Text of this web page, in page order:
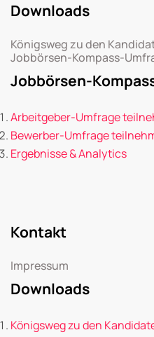
Downloads
Königsweg zu den
Jobbörsen-Kompass-
Jobbörsen-
Arbeitgeber-Umfrage
Bewerber-Umfrage
Ergebnisse & Analytics
Kontakt
Impressum
Downloads
Königsweg zu den